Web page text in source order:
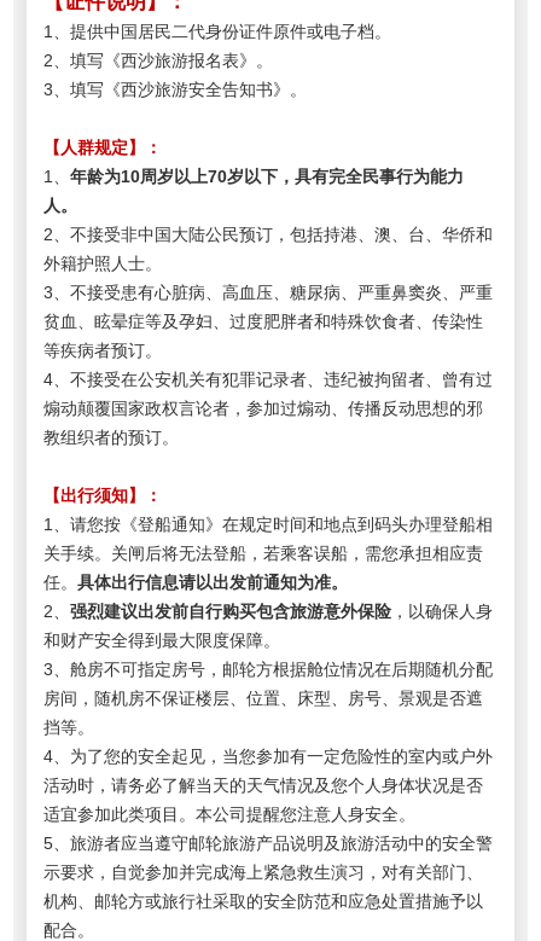
1、提供中国居民二代身份证件原件或电子档。
2、填写《西沙旅游报名表》。
3、填写《西沙旅游安全告知书》。
【人群规定】：
1、年龄为10周岁以上70岁以下，具有完全民事行为能力
人。
2 、不接受非中国大陆公民预订，包括持港、澳、台、华侨和
外籍护照人士。
3 、不接受患有心脏病、高血压、糖尿病、严重鼻窦炎、严重
贫血、眩晕症等及孕妇、过度肥胖者和特殊饮食者、传染性
等疾病者预订。
4 、不接受在公安机关有犯罪记录者、违纪被拘留者、曾有过
煽动颠覆国家政权言论者，参加过煽动、传播反动思想的邪
教组织者的预订。
【出行须知】：
1、请您按《登船通知》在规定时间和地点到码头办理登船相
关手续。关闸后将无法登船，若乘客误船，需您承担相应责
任。具体出行信息请以出发前通知为准。
2、强烈建议出发前自行购买包含旅游意外保险 ，以确保人身
和财产安全得到最大限度保障。
3、舱房不可指定房号，邮轮方根据舱位情况在后期随机分配
房间，随机房不保证楼层、位置、床型、房号、景观是否遮
挡等。
4、为了您的安全起见，当您参加有一定危险性的室内或户外
活动时，请务必了解当天的天气情况及您个人身体状况是否
适宜参加此类项目。本公司提醒您注意人身安全。
5、旅游者应当遵守邮轮旅游产品说明及旅游活动中的安全警
示要求，自觉参加并完成海上紧急救生演习，对有关部门、
机构、邮轮方或旅行社采取的安全防范和应急处置措施予以
配合。